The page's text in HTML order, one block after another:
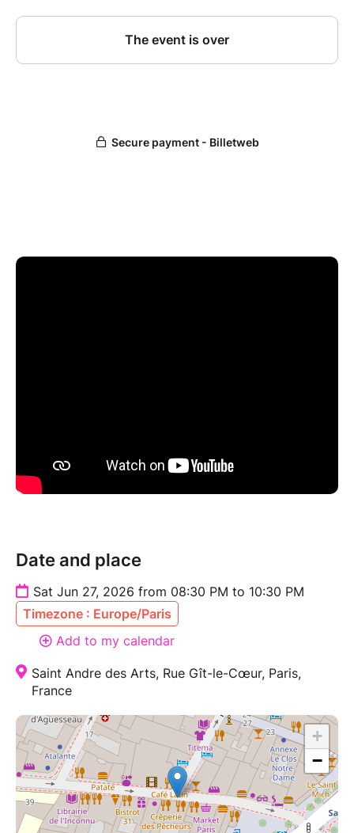
heures plus tôt.Projection en présence des cinéastes.
Date and place
Sat Jun 27, 2026 from 08:30 PM to 10:30 PM
Timezone : Europe/Paris
Add to my calendar
Saint Andre des Arts, Rue Gît-le-Cœur, Paris,
France
+
−